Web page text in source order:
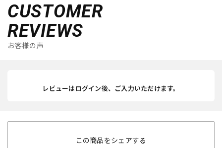
CUSTOMER
REVIEWS
お客様の声
レビューはログイン後、ご入力いただけます。
この商品をシェアする